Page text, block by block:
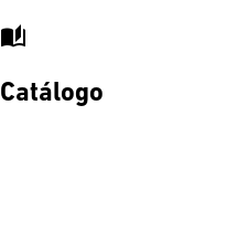
auto_stories
Catálogo